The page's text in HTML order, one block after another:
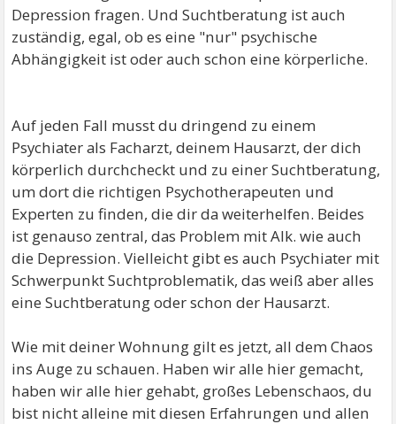
Depression fragen. Und Suchtberatung ist auch
zuständig, egal, ob es eine "nur" psychische
Abhängigkeit ist oder auch schon eine körperliche.
Auf jeden Fall musst du dringend zu einem
Psychiater als Facharzt, deinem Hausarzt, der dich
körperlich durchcheckt und zu einer Suchtberatung,
um dort die richtigen Psychotherapeuten und
Experten zu finden, die dir da weiterhelfen. Beides
ist genauso zentral, das Problem mit Alk. wie auch
die Depression. Vielleicht gibt es auch Psychiater mit
Schwerpunkt Suchtproblematik, das weiß aber alles
eine Suchtberatung oder schon der Hausarzt.
Wie mit deiner Wohnung gilt es jetzt, all dem Chaos
ins Auge zu schauen. Haben wir alle hier gemacht,
haben wir alle hier gehabt, großes Lebenschaos, du
bist nicht alleine mit diesen Erfahrungen und allen